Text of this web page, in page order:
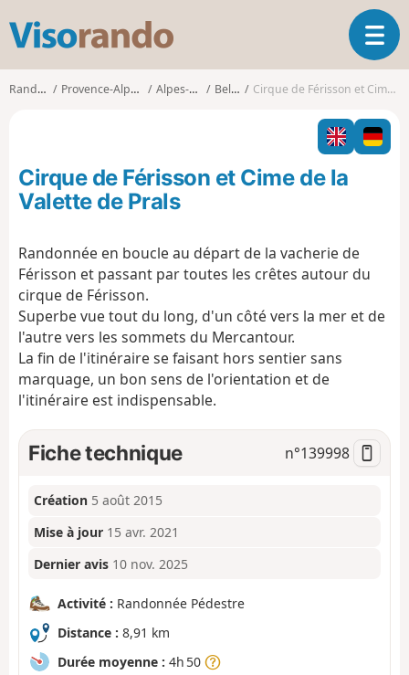
s
o
o
O
u
v
i
r
l
t
Randonnées Provence-Alpes-Côte d'Azur Alpes-Maritimes Belvédère Cirque de Férisson et Cime de la Valette de Prals
Cirque de Férisson et Cime de la
Valette de Prals
Randonnée en boucle au départ de la vacherie de
Férisson et passant par toutes les crêtes autour du
cirque de Férisson.
Superbe vue tout du long, d'un côté vers la mer et de
l'autre vers les sommets du Mercantour.
La fin de l'itinéraire se faisant hors sentier sans
marquage, un bon sens de l'orientation et de
l'itinéraire est indispensable.
Fiche technique n°139998
Création 5 août 2015
Mise à jour 15 avr. 2021
Dernier avis 10 nov. 2025
Activité : Randonnée Pédestre
Distance : 8,91 km
Durée moyenne : 4h 50